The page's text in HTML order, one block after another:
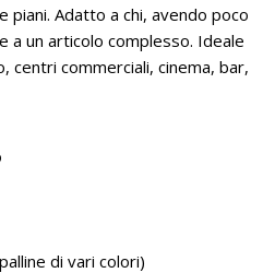
piani. Adatto a chi, avendo poco
a un articolo complesso. Ideale
centri commerciali, cinema, bar,
di vari colori)